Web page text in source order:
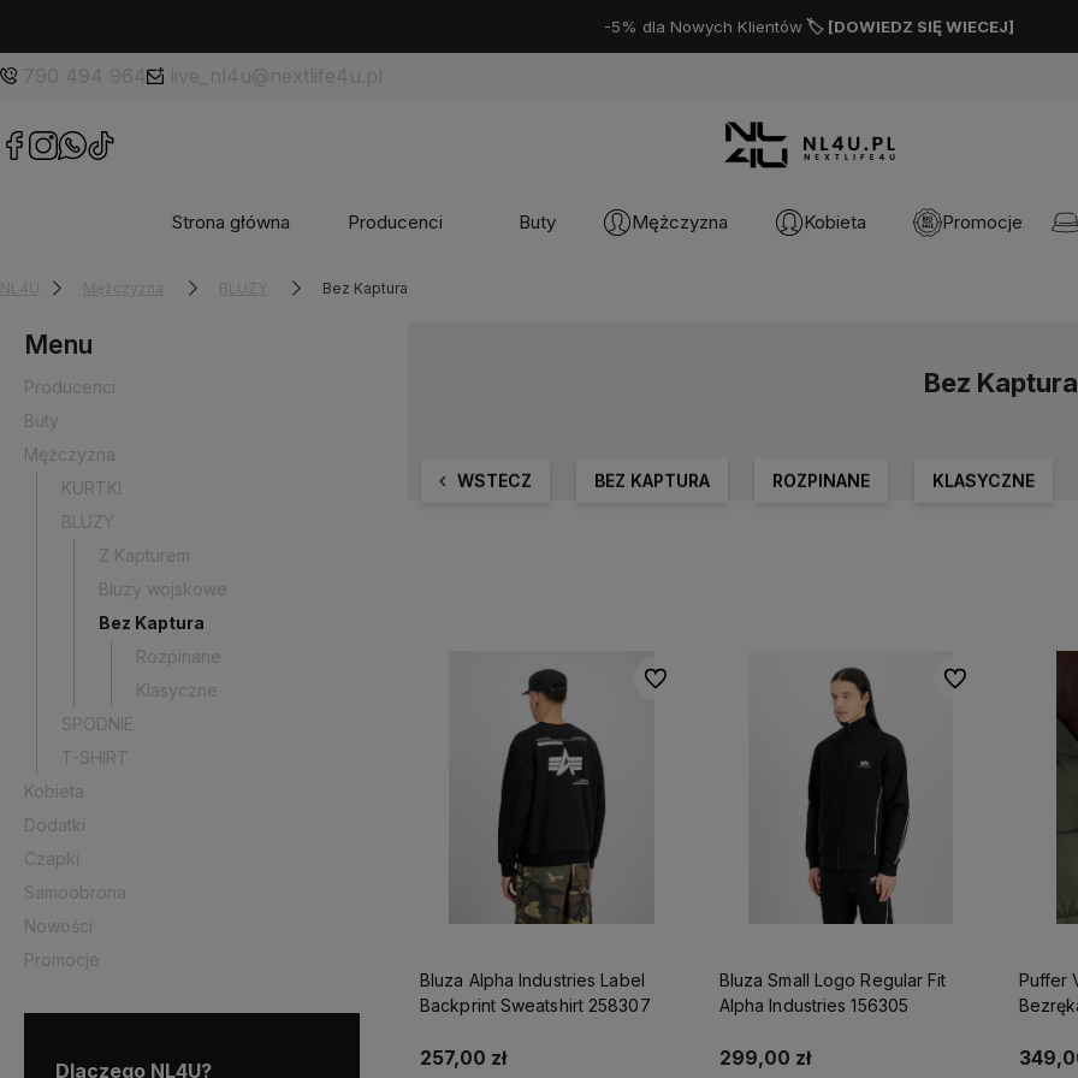
Progi Rabatowe do -15%💸 [ DOWIEDZ SIĘ WIECEJ]
Strona główna Producenci Buty Mężczyzna Kobieta Promocje
Bez Kaptura
Menu
Producenci
Buty
Mężczyzna
KURTKI
BLUZY
Z Kapturem
Bluzy wojskowe
Bez Kaptura
Rozpinane
Klasyczne
SPODNIE
T-SHIRT
Kobieta
Dodatki
Czapki
Samoobrona
Nowości
Promocje
Dlaczego NL4U?
Bez Kaptura
WSTECZ BEZ KAPTURA ROZPINANE KLASYCZNE
Bluza Alpha Industries Label
Backprint Sweatshirt 258307
257,00 zł
Do ulubionych
Bluza Small Logo Regular Fit
Alpha Industries 156305
299,00 zł
Do ulubionych
Puffer